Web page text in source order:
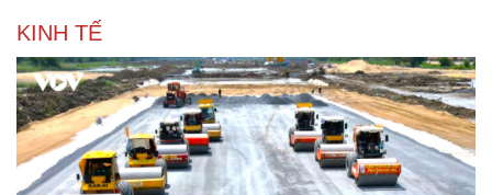
KINH TẾ